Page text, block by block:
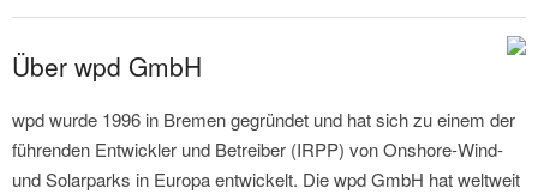
Über wpd GmbH
wpd wurde 1996 in Bremen gegründet und hat sich zu einem der
führenden Entwickler und Betreiber (IRPP) von Onshore-Wind-
und Solarparks in Europa entwickelt. Die wpd GmbH hat weltweit